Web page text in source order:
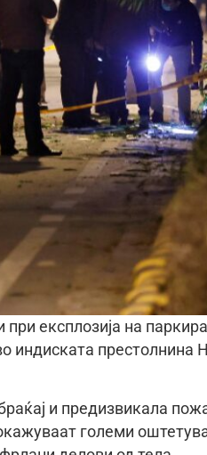
експлозија на
индиската престолнина
и предизвикала
големи